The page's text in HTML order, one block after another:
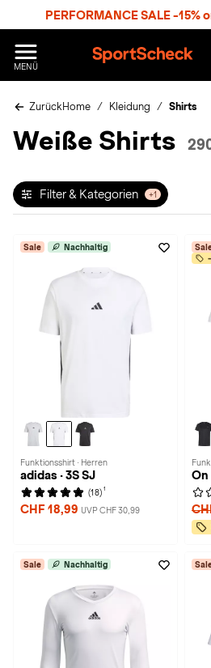
PERFORMANCE SALE -15%
MENÜ
p
r
S
e
c
k
ZurückHome Kleidung Shirts
Weiße Shirts
Filter & Kategorien +1
Sale Nachhaltig
Funktionsshirt · Herren
adidas · 3S SJ
(18) 1
CHF 18,99 UVP CHF 30,99
On
Sale Nachhaltig